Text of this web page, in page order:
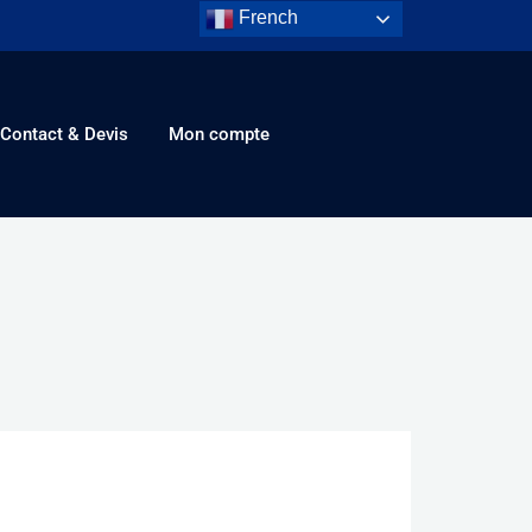
Contact & Devis Mon compte
French